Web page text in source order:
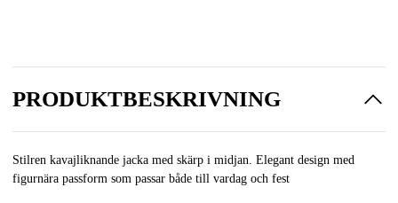
PRODUKTBESKRIVNING
Stilren kavajliknande jacka med skärp i midjan. Elegant design med
figurnära passform som passar både till vardag och fest